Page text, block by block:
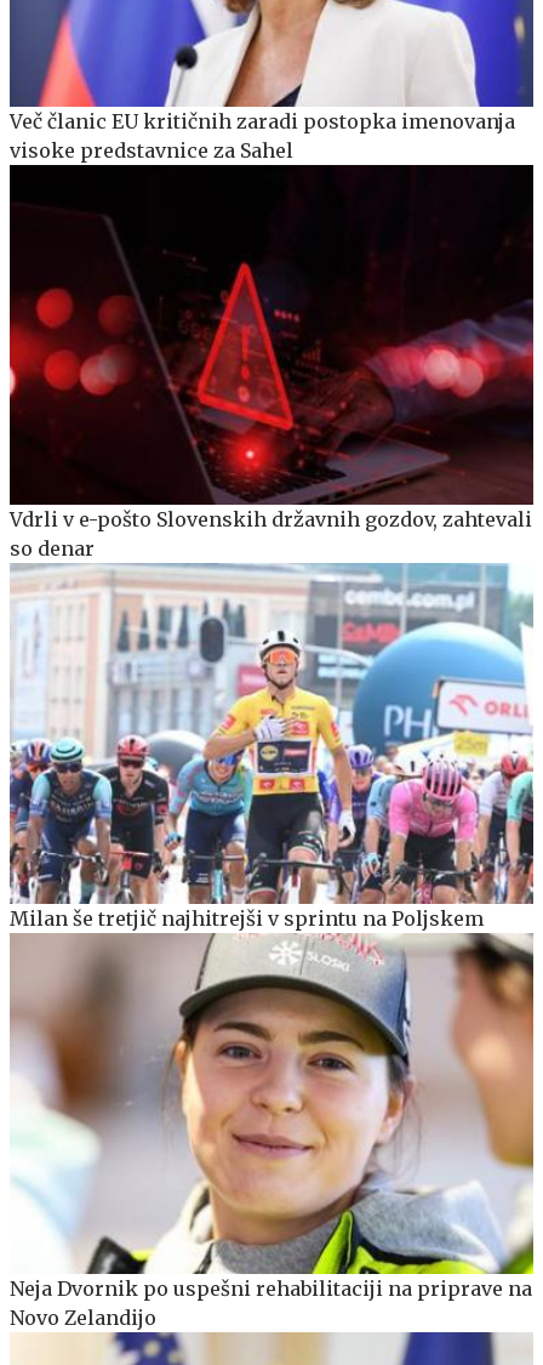
Več članic EU kritičnih zaradi postopka imenovanja
visoke predstavnice za Sahel
Vdrli v e-pošto Slovenskih državnih gozdov, zahtevali
so denar
Milan še tretjič najhitrejši v sprintu na Poljskem
Neja Dvornik po uspešni rehabilitaciji na priprave na
Novo Zelandijo